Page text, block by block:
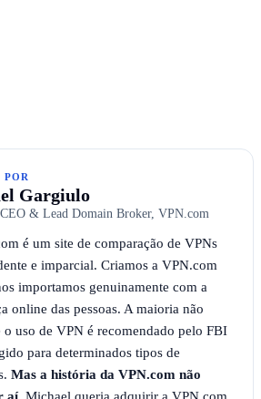
POR
Gargiulo
& Lead Domain Broker, VPN.com
é um site de comparação de VPNs
e imparcial. Criamos a VPN.com
importamos genuinamente com a
online das pessoas. A maioria não
o uso de VPN é recomendado pelo FBI
para determinados tipos de
Mas a história da VPN.com não